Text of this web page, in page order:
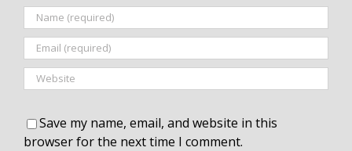
Save my name, email, and website in this
browser for the next time I comment.